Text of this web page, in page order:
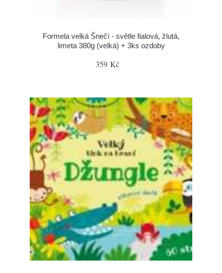
Formela velká Šnečí - světle fialová, žlutá,
limeta 380g (velká) + 3ks ozdoby
359 Kč